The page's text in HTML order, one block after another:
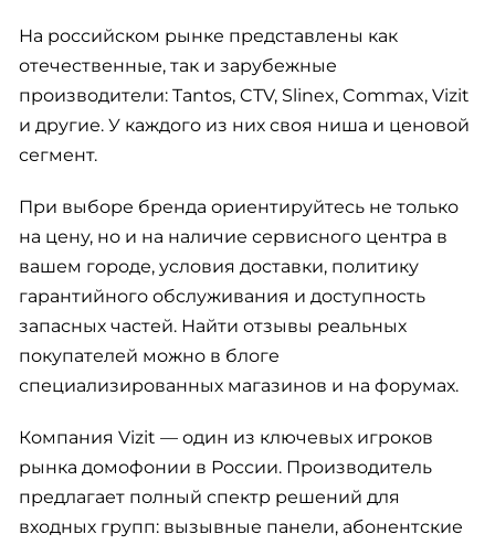
На российском рынке представлены как
отечественные, так и зарубежные
производители: Tantos, CTV, Slinex, Commax, Vizit
и другие. У каждого из них своя ниша и ценовой
сегмент.
При выборе бренда ориентируйтесь не только
на цену, но и на наличие сервисного центра в
вашем городе, условия доставки, политику
гарантийного обслуживания и доступность
запасных частей. Найти отзывы реальных
покупателей можно в блоге
специализированных магазинов и на форумах.
Компания Vizit — один из ключевых игроков
рынка домофонии в России. Производитель
предлагает полный спектр решений для
входных групп: вызывные панели, абонентские